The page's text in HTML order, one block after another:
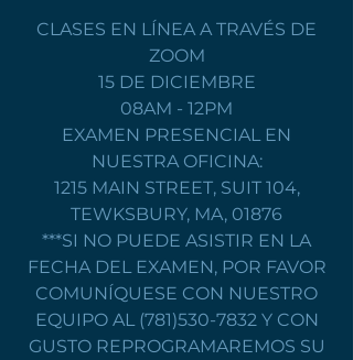
CLASES EN LÍNEA A TRAVÉS DE
ZOOM
15 DE DICIEMBRE
08AM - 12PM
EXAMEN PRESENCIAL EN
NUESTRA OFICINA:
1215 MAIN STREET, SUIT 104,
TEWKSBURY, MA, 01876
***SI NO PUEDE ASISTIR EN LA
FECHA DEL EXAMEN, POR FAVOR
COMUNÍQUESE CON NUESTRO
EQUIPO AL (781)530-7832 Y CON
GUSTO REPROGRAMAREMOS SU